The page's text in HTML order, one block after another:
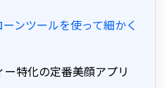
ンツールを使って細かく
特化の定番美顔アプリ